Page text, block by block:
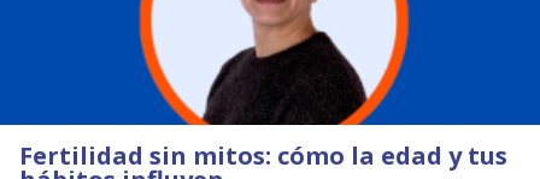
Fertilidad sin mitos: cómo la edad y tus